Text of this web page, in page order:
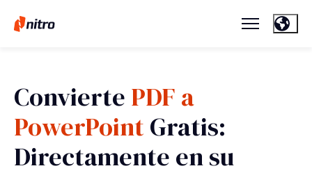
Convierte PDF a
PowerPoint Gratis:
Directamente en su